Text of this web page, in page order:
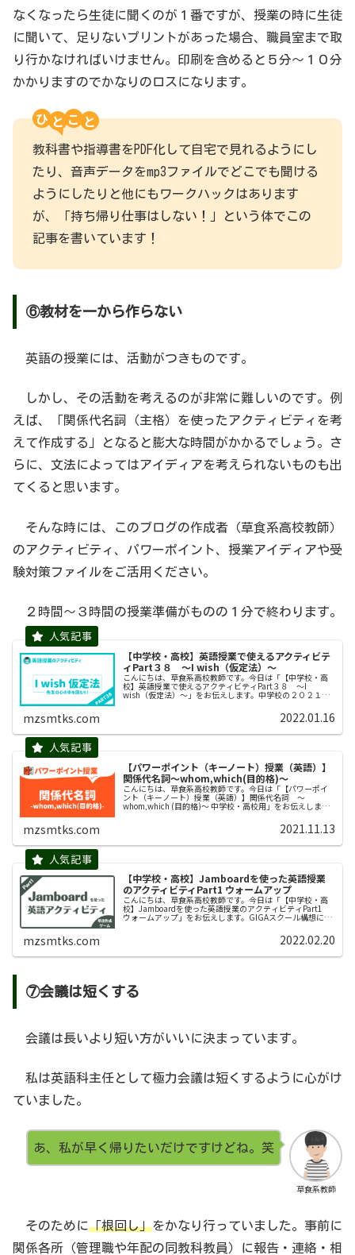
なくなったら生徒に聞くのが１番ですが、授業の時に生徒
に聞いて、足りないプリントがあった場合、職員室まで取
り行かなければいけません。印刷を含めると５分〜１０分
かかりますのでかなりのロスになります。
ひ こ
教科書や指導書をPDF化して自宅で見れるようにし
たり、音声データをmp3ファイルでどこでも聞ける
ようにしたりと他にもワークハックはあります
が、「持ち帰り仕事はしない！」という体でこの
記事を書いています！
⑥教材を一から作らない
英語の授業には、活動がつきものです。
しかし、その活動を考えるのが非常に難しいのです。例
えば、「関係代名詞（主格）を使ったアクティビティを考
えて作成する」となると膨大な時間がかかるでしょう。さ
らに、文法によってはアイディアを考えられないものも出
てくると思います。
そんな時には、このブログの作成者（草食系高校教師）
のアクティビティ、パワーポイント、授業アイディアや受
験対策ファイルをご活用ください。
２時間〜３時間の授業準備がものの１分で終わります。
【中学校・高校】英語授業で使えるアクティビテ
ィPart３８ 〜I wish（仮定法）〜
こんにちは、草食系高校教師です。今日は「【中学校・高
校】英語授業で使えるアクティビティPart３８ 〜I
wish（仮定法）〜」をお伝えします。中学校の２０２１年
mzsmtks.com 2022.01.16
【パワーポイント（キーノート）授業（英語）】
関係代名詞〜whom,which(目的格)〜
こんにちは、草食系高校教師です。今日は「【パワーポイ
ント（キーノート）授業（英語）】関係代名詞 〜
whom,which (目的格)〜 中学校・高校用」をお伝えしま
mzsmtks.com 2021.11.13
【中学校・高校】Jamboardを使った英語授業
のアクティビティPart1 ウォームアップ
こんにちは、草食系高校教師です。今日は「【中学校・高
校】Jamboardを使った英語授業のアクティビティPart1
ウォームアップ」をお伝えします。GIGAスクール構想によ
mzsmtks.com 2022.02.20
⑦会議は短くする
会議は長いより短い方がいいに決まっています。
私は英語科主任として極力会議は短くするように心がけ
ていました。
草食系教師
あ、私が早く帰りたいだけですけどね。笑
そのために「根回し」をかなり行っていました。事前に
関係各所（管理職や年配の同教科教員）に報告・連絡・相